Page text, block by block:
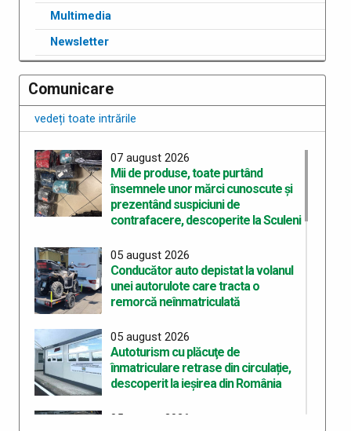
Multimedia
Newsletter
Comunicare
vedeți toate intrările
07 august 2026
Mii de produse, toate purtând
însemnele unor mărci cunoscute şi
prezentând suspiciuni de
contrafacere, descoperite la Sculeni
05 august 2026
Conducător auto depistat la volanul
unei autorulote care tracta o
remorcă neînmatriculată
05 august 2026
Autoturism cu plăcuţe de
înmatriculare retrase din circulație,
descoperit la ieșirea din România
05 august 2026